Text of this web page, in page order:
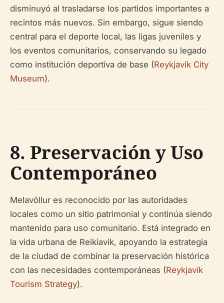
disminuyó al trasladarse los partidos importantes a
recintos más nuevos. Sin embargo, sigue siendo
central para el deporte local, las ligas juveniles y
los eventos comunitarios, conservando su legado
como institución deportiva de base (Reykjavík City
Museum).
8. Preservación y Uso
Contemporáneo
Melavöllur es reconocido por las autoridades
locales como un sitio patrimonial y continúa siendo
mantenido para uso comunitario. Está integrado en
la vida urbana de Reikiavik, apoyando la estrategia
de la ciudad de combinar la preservación histórica
con las necesidades contemporáneas (Reykjavík
Tourism Strategy).